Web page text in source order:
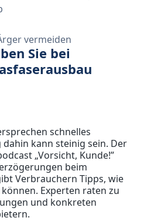
vermeiden
Sie bei
schnelles
kann steinig sein. Der
„Vorsicht, Kunde!”
beim
Verbrauchern Tipps, wie
Experten raten zu
und konkreten